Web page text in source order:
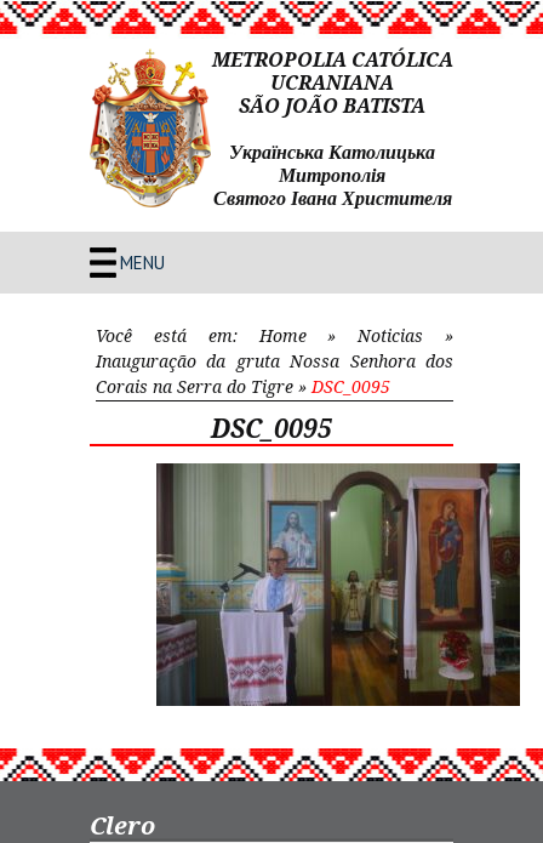
METROPOLIA CATÓLICA
UCRANIANA
SÃO JOÃO BATISTA
Українська Католицька
Митрополія
Святого Івана Христителя
MENU
Você está em: Home» Noticias »
Inauguração da gruta Nossa Senhora dos
Corais na Serra do Tigre » DSC_0095
DSC_0095
Clero